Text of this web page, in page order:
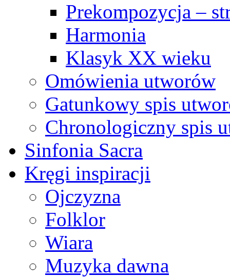
Prekompozycja –
Harmonia
Klasyk XX wieku
Omówienia utworów
Gatunkowy spis
Chronologiczny spis
Sinfonia Sacra
Kręgi inspiracji
Ojczyzna
Folklor
Wiara
Muzyka dawna